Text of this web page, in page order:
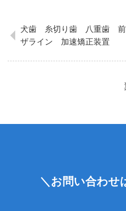
犬歯 糸切り歯 八重歯
ザライン 加速矯正装置
＼お問い合わせ